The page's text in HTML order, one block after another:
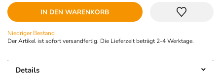
IN DEN WARENKORB
Niedriger Bestand
Der Artikel ist sofort versandfertig. Die Lieferzeit beträgt 2-4 Werktage.
Details